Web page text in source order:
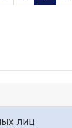
лиц